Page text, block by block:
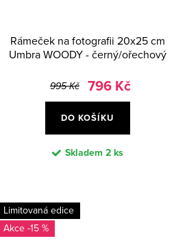
Rámeček na fotografii 20x25 cm
Umbra WOODY - černý/ořechový
995 Kč 796 Kč
DO KOŠÍKU
Skladem 2 ks
Limitovaná edice
-15 %